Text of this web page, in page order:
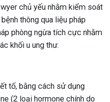
chủ yếu nhằm kiểm soát
thông qua liệu pháp
phòng ngừa tích cực nhằm
khối u ung thư.
tố, bằng cách sử dụng
(2 loại hormone chính do